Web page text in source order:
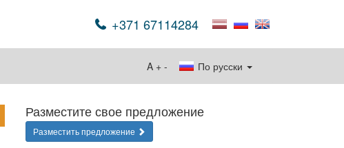
+371 67114284
По русски
A + -
Разместите свое предложение
Разместить предложение